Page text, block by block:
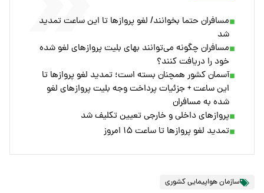
مسافران حتما بخوانند/ لغو پروازها تا این ساعت تمدید
شد
مسافران چگونه می‌توانند بهای بلیت پرواز‌های لغو شده
خود را دریافت کنند؟
آسمان کشور همچنان بسته است؛ تمدید لغو پروازها تا
این ساعت + جزئیات پرداخت وجه بلیت پروازهای لغو
شده به مسافران
پروازهای داخلی و خارجی تعیین تکلیف شد
تمدید لغو پروازها تا ساعت ۱۵ امروز
سازمان هواپیمایی کشوری